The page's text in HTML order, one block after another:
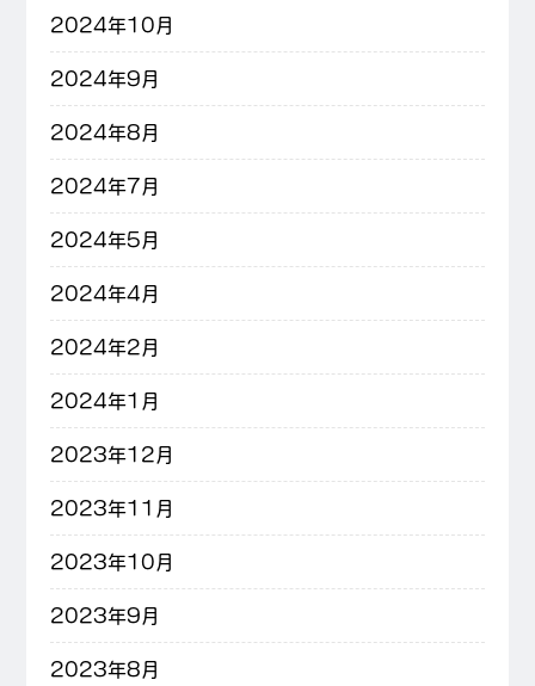
2024年10月
2024年9月
2024年8月
2024年7月
2024年5月
2024年4月
2024年2月
2024年1月
2023年12月
2023年11月
2023年10月
2023年9月
2023年8月